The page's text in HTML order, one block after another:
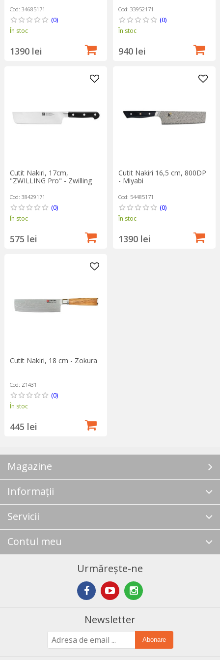
Cod: 34685171
(0)
În stoc
1390 lei
Cod: 33952171
(0)
În stoc
940 lei
Cutit Nakiri, 17cm,
"ZWILLING Pro" - Zwilling
Cod: 38429171
(0)
În stoc
575 lei
Cutit Nakiri 16,5 cm, 800DP
- Miyabi
Cod: 54485171
(0)
În stoc
1390 lei
Cutit Nakiri, 18 cm - Zokura
Cod: Z1431
(0)
În stoc
445 lei
Magazine
Informații
Servicii
Contul meu
Urmărește-ne
Newsletter
Abonare